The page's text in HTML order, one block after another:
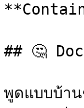
## 🤔
พูดแบบบ้า